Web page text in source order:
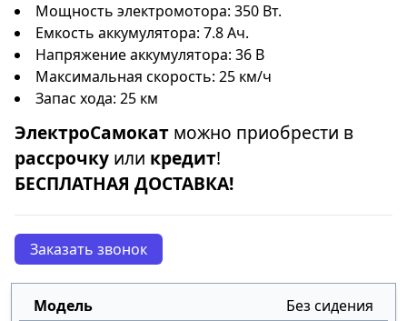
Мощность электромотора: 350 Вт.
Емкость аккумулятора: 7.8 Ач.
Напряжение аккумулятора: 36 В
Максимальная скорость: 25 км/ч
Запас хода: 25 км
ЭлектроСамокат можно приобрести в
рассрочку или кредит!
БЕСПЛАТНАЯ ДОСТАВКА!
Заказать звонок
Без сидения